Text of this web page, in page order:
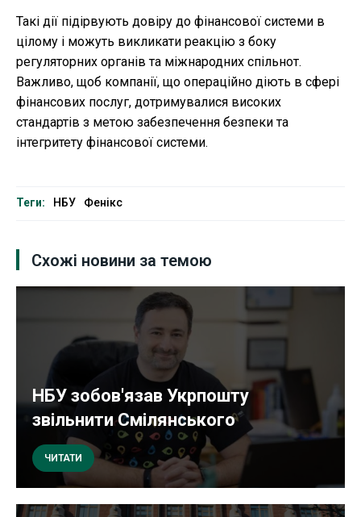
Такі дії підірвують довіру до фінансової системи в
цілому і можуть викликати реакцію з боку
регуляторних органів та міжнародних спільнот.
Важливо, щоб компанії, що операційно діють в сфері
фінансових послуг, дотримувалися високих
стандартів з метою забезпечення безпеки та
інтегритету фінансової системи.
Теги: НБУ Фенікс
Схожі новини за темою
НБУ зобов'язав Укрпошту
звільнити Смілянського
ЧИТАТИ